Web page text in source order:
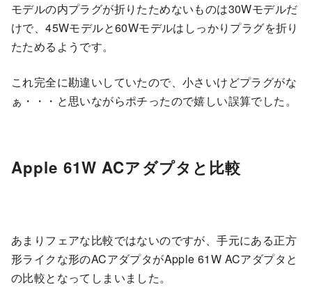
モデルの内プラグが折りたためないものは30Wモデルだ
けで、45Wモデルと60Wモデルはしっかりプラグを折り
たためるようです。
これ完全に勘違いしていたので、小さいけどプラグがな
ぁ・・・と思いながらポチったので嬉しい誤算でした。
Apple 61W ACアダプタと比較
あまりフェアな比較ではないのですが、手元にある正方
形ライクな形のACアダプタがApple 61W ACアダプタと
の比較となってしまいました。